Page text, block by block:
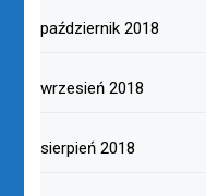
październik 2018
wrzesień 2018
sierpień 2018